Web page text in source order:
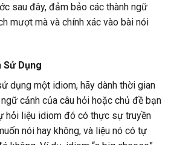
sau đây, đảm bảo các thành ngữ
mượt mà và chính xác vào bài nói
Sử Dụng
dụng một idiom, hãy dành thời gian
cảnh của câu hỏi hoặc chủ đề bạn
hỏi liệu idiom đó có thực sự truyền
nói hay không, và liệu nó có tự